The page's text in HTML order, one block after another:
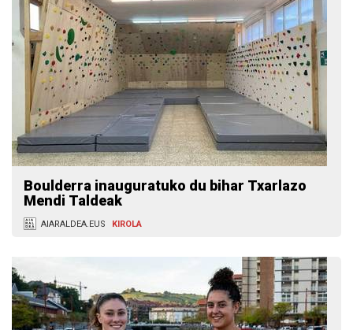
Boulderra inauguratuko du bihar Txarlazo
Mendi Taldeak
AIARALDEA.EUS KIROLA